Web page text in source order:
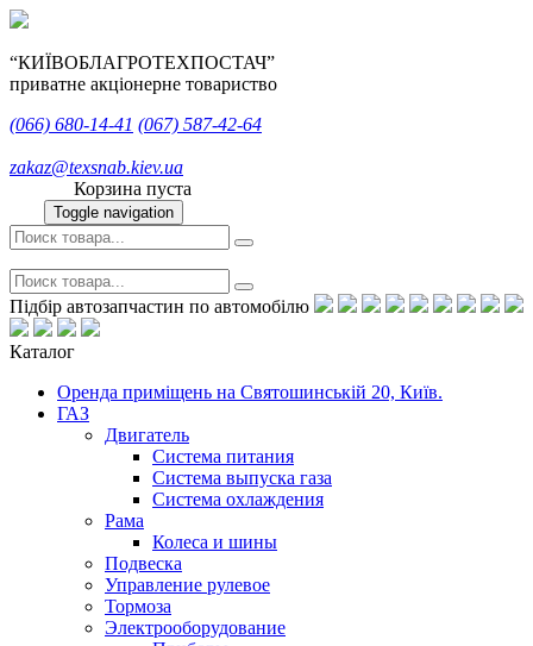
“КИЇВОБЛАГРОТЕХПОСТАЧ”
приватне акціонерне товариство
(066) 680-14-41 (067) 587-42-64
zakaz@texsnab.kiev.ua
Корзина пуста
Toggle navigation
Підбір автозапчастин по автомобілю
Каталог
Оренда приміщень на Святошинській 20, Київ.
ГАЗ
Двигатель
Система питания
Система выпуска газа
Система охлаждения
Рама
Колеса и шины
Подвеска
Управление рулевое
Тормоза
Электрооборудование